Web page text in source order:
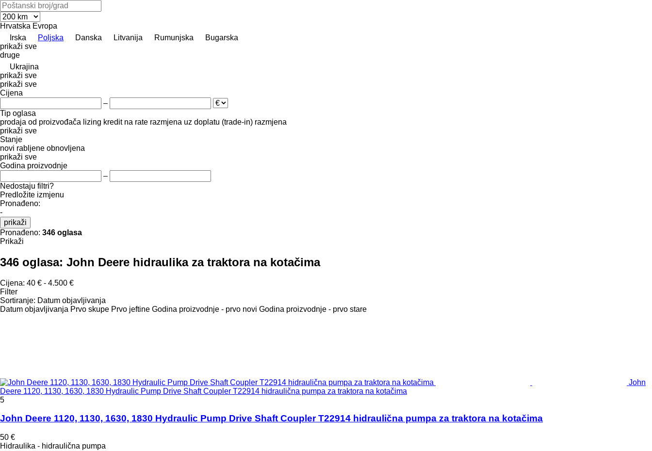
Hrvatska Evropa
Irska
Poljska Danska Litvanija Rumunjska
Bugarska
prikaži sve
druge
Ukrajina
prikaži sve
prikaži sve
Cijena
–
Tip oglasa
prodaja od proizvođača lizing kredit na rate razmjena uz doplatu (trade-in) razmjena
prikaži sve
Stanje
novi rabljene obnovljena
prikaži sve
Godina proizvodnje
–
Nedostaju filtri?
Predložite izmjenu
Pronađeno:
-
prikaži
Pronađeno: 346 oglasa
Prikaži
346 oglasa: John Deere hidraulika za traktora na kotačima
Cijena: 40 € - 4.500 €
Filter
Sortiranje: Datum objavljivanja
Datum objavljivanja Prvo skupe Prvo jeftine Godina proizvodnje - prvo novi Godina proizvodnje - prvo stare
John
Deere 1120, 1130, 1630, 1830 Hydraulic Pump Drive Shaft Coupler T22914 hidraulična pumpa za traktora na kotačima
5
John Deere 1120, 1130, 1630, 1830 Hydraulic Pump Drive Shaft Coupler T22914 hidraulična pumpa za traktora na kotačima
50 €
Hidraulika - hidraulična pumpa